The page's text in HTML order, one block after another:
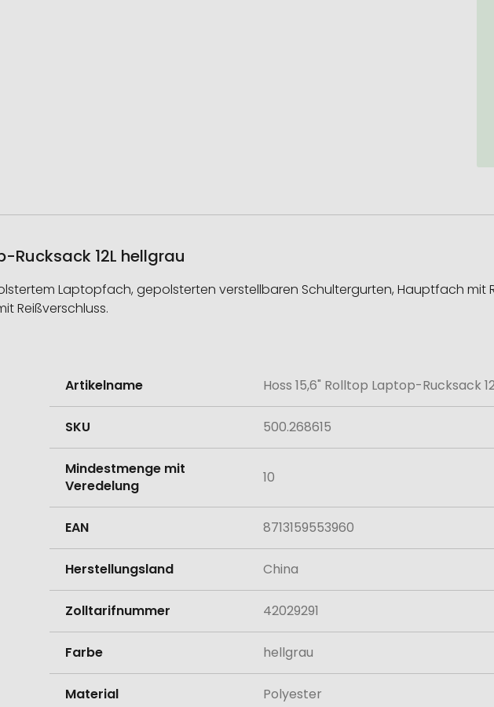
Rucksack 12L hellgrau
Laptopfach, gepolsterten verstellbaren Schultergurten, Hauptfach mit
Reißverschluss.
Informationen
Artikelname Hoss 15,6" Rolltop Laptop-Rucksack
SKU 500.268615
Mindestmenge mit
Veredelung
10
EAN 8713159553960
Herstellungsland China
Zolltarifnummer 42029291
Farbe hellgrau
Material Polyester